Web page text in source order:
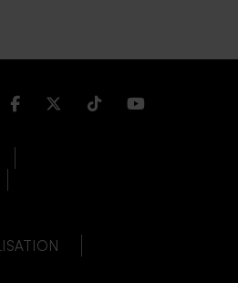
CHANNEL LINK
FACEBOOK CHANNEL LINK
TWITTER CHANNEL
TIKTOKYOUTUBE